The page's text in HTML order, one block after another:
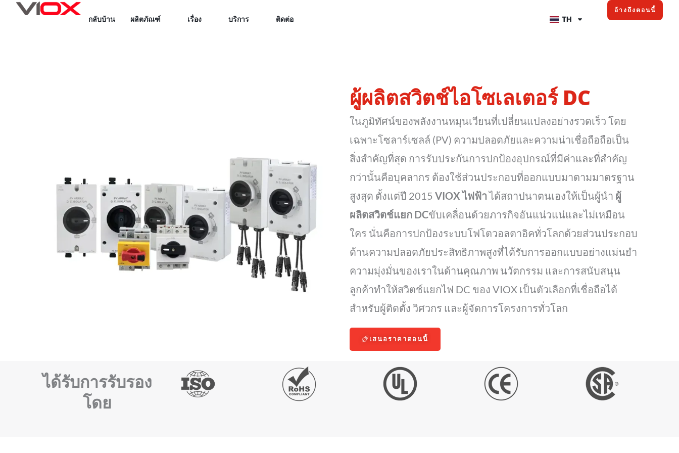
กลับบ้าน ผลิตภัณฑ์ เรื่อง บริการ ติดต่อ TH
อ้างถึงตอนนี้
ผู้ผลิตสวิตช์ไอโซเลเตอร์ DC
ในภูมิทัศน์ของพลังงานหมุนเวียนที่เปลี่ยนแปลงอย่างรวดเร็ว โดย
เฉพาะโซลาร์เซลล์ (PV) ความปลอดภัยและความน่าเชื่อถือถือเป็น
สิ่งสำคัญที่สุด การรับประกันการปกป้องอุปกรณ์ที่มีค่าและที่สำคัญ
กว่านั้นคือบุคลากร ต้องใช้ส่วนประกอบที่ออกแบบมาตามมาตรฐาน
สูงสุด ตั้งแต่ปี 2015 VIOX ไฟฟ้าได้สถาปนาตนเองให้เป็นผู้นำ ผู้
ผลิตสวิตช์แยก DCขับเคลื่อนด้วยภารกิจอันแน่วแน่และไม่เหมือน
ใคร นั่นคือการปกป้องระบบโฟโตวอลตาอิคทั่วโลกด้วยส่วนประกอบ
ด้านความปลอดภัยประสิทธิภาพสูงที่ได้รับการออกแบบอย่างแม่นยำ
ความมุ่งมั่นของเราในด้านคุณภาพ นวัตกรรม และการสนับสนุน
ลูกค้าทำให้สวิตช์แยกไฟ DC ของ VIOX เป็นตัวเลือกที่เชื่อถือได้
สำหรับผู้ติดตั้ง วิศวกร และผู้จัดการโครงการทั่วโลก
เสนอราคาตอนนี้
ได้รับการรับรอง
โดย